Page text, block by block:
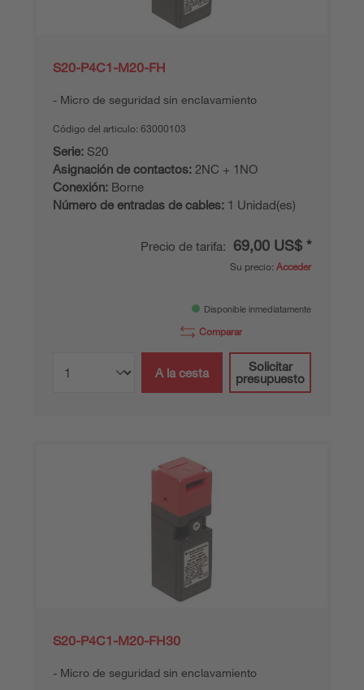
S20-P4C1-M20-FH
Micro de seguridad sin enclavamiento
Código del articulo: 63000103
Serie: S20
Asignación de contactos: 2NC + 1NO
Conexión: Borne
Número de entradas de cables: 1 Unidad(es)
Precio de tarifa: 69,00 US$ *
Su precio: Acceder
Disponible inmediatamente
Comparar
A la cesta
Solicitar
presupuesto
S20-P4C1-M20-FH30
Micro de seguridad sin enclavamiento